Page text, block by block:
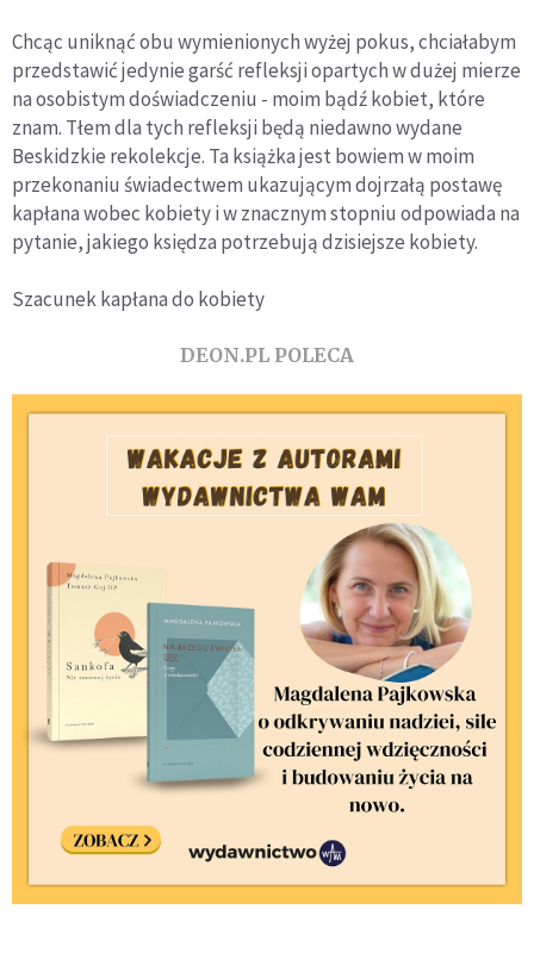
Chcąc uniknąć obu wymienionych wyżej pokus, chciałabym
przedstawić jedynie garść refleksji opartych w dużej mierze
na osobistym doświadczeniu - moim bądź kobiet, które
znam. Tłem dla tych refleksji będą niedawno wydane
Beskidzkie rekolekcje. Ta książka jest bowiem w moim
przekonaniu świadectwem ukazującym dojrzałą postawę
kapłana wobec kobiety i w znacznym stopniu odpowiada na
pytanie, jakiego księdza potrzebują dzisiejsze kobiety.
Szacunek kapłana do kobiety
DEON.PL POLECA